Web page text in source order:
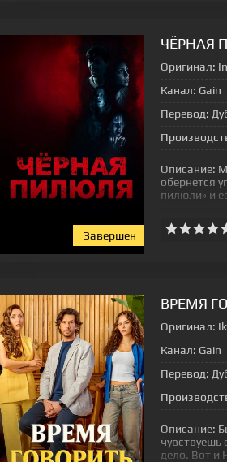
Завершен
ЧЁРНАЯ
Оригинал:
Канал: Gain
Перевод:
Описание:
обернётся
пилюли» и
ВРЕМЯ
Оригинал:
Канал: Gain
Перевод:
Описание:
дело. Вот и